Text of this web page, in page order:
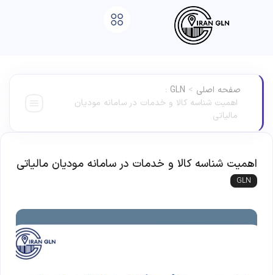
صفحه اصلی >
GLN
:
اهمیت شناسه کالا و خدمات در سامانه مودیان
مالیاتی
اهمیت شناسه کالا و خدمات در سامانه مودیان مالیاتی
GLN